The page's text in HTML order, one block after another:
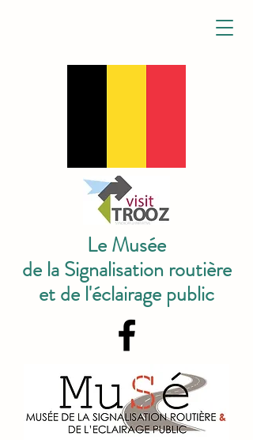
Le Musée
de la Signalisation routière
et de l'éclairage public